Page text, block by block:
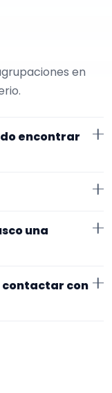
en
encontrar
para funerales.
de la
de la zona y
gastos.
una
Si ya sabes el
tipo de
más
contactar con